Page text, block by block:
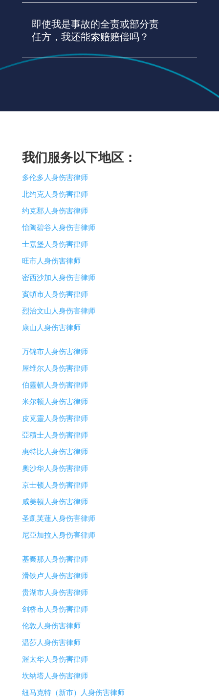
即使我是事故的全责或部分责
任方，我还能索赔赔偿吗？
我们服务以下地区：
多伦多人身伤害律师
北约克人身伤害律师
约克郡人身伤害律师
怡陶碧谷人身伤害律师
士嘉堡人身伤害律师
旺市人身伤害律师
密西沙加人身伤害律师
賓頓市人身伤害律师
烈治文山人身伤害律师
康山人身伤害律师
万锦市人身伤害律师
屋维尔人身伤害律师
伯靈頓人身伤害律师
米尔顿人身伤害律师
皮克靈人身伤害律师
亞積士人身伤害律师
惠特比人身伤害律师
奧沙华人身伤害律师
京士顿人身伤害律师
咸美頓人身伤害律师
圣凱芙蓮人身伤害律师
尼亞加拉人身伤害律师
基秦那人身伤害律师
滑铁卢人身伤害律师
贵湖市人身伤害律师
剑桥市人身伤害律师
伦敦人身伤害律师
温莎人身伤害律师
渥太华人身伤害律师
坎纳塔人身伤害律师
纽马克特（新市）人身伤害律师